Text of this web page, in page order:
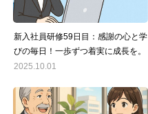
新入社員研修59日目：感謝の心と学
びの毎日！一歩ずつ着実に成長を。
2025.10.01